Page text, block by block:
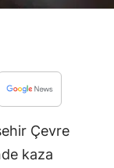
Elazığ
Erzincan
Erzurum
Çevre
kaza